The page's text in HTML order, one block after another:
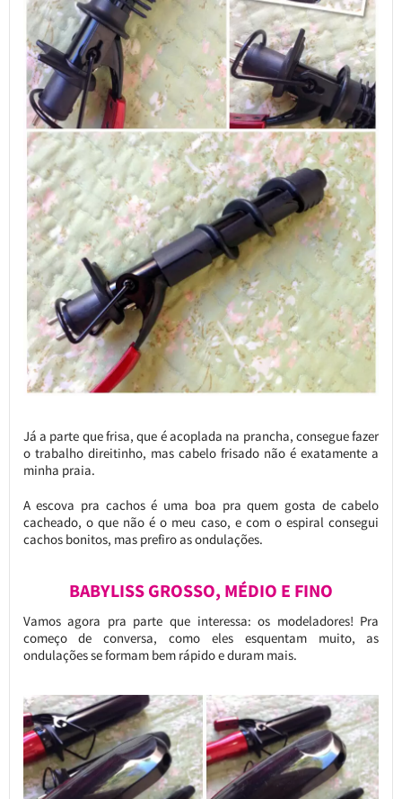
Já a parte que frisa, que é acoplada na prancha, consegue fazer
o trabalho direitinho, mas cabelo frisado não é exatamente a
minha praia.
A escova pra cachos é uma boa pra quem gosta de cabelo
cacheado, o que não é o meu caso, e com o espiral consegui
cachos bonitos, mas prefiro as ondulações.
BABYLISS GROSSO, MÉDIO E FINO
Vamos agora pra parte que interessa: os modeladores! Pra
começo de conversa, como eles esquentam muito, as
ondulações se formam bem rápido e duram mais.